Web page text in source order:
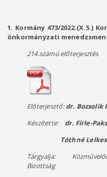
1. Kormány 473/2022.(X.5.)
önkormányzati
214.számú előterjesztés
Előterjesztő: dr. Bozsolik
Készítette: dr. Firle-
Tóthné Lelkes
Tárgyalja:
Bizottság